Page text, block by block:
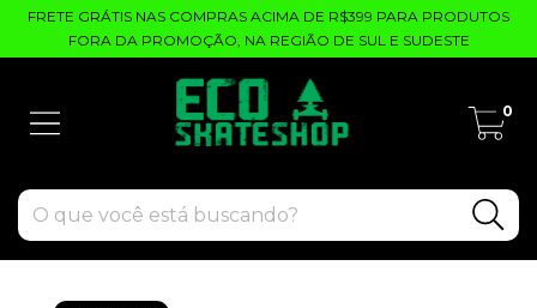
FRETE GRÁTIS NAS COMPRAS ACIMA DE R$399 PARA PRODUTOS
FORA DA PROMOÇÃO, NA REGIÃO DE SUL E SUDESTE
0